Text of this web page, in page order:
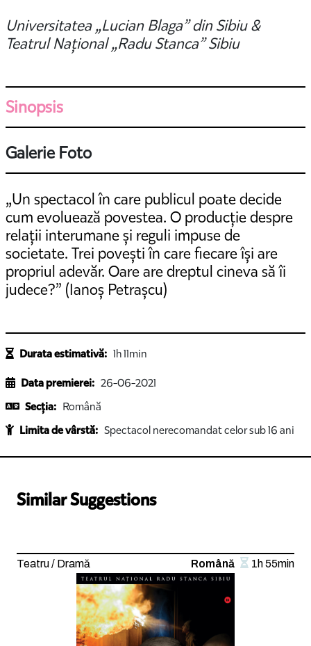
Universitatea „Lucian Blaga” din Sibiu &
Teatrul Național „Radu Stanca” Sibiu
Sinopsis
Galerie Foto
„Un spectacol în care publicul poate decide
cum evoluează povestea. O producție despre
relații interumane și reguli impuse de
societate. Trei povești în care fiecare își are
propriul adevăr. Oare are dreptul cineva să îi
judece?” (Ianoș Petrașcu)
Durata estimativă: 1h 11min
Data premierei: 26-06-2021
Secția: Română
Limita de vârstă: Spectacol nerecomandat celor sub 16 ani
Similar Suggestions
Teatru / Dramă Română 1h 55min